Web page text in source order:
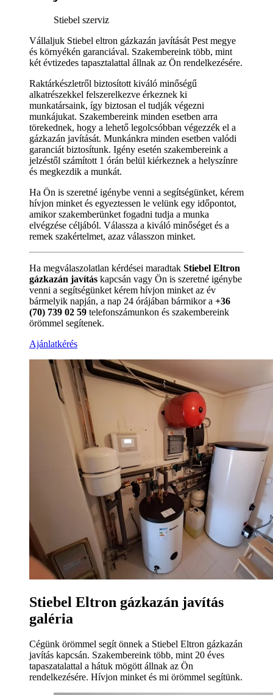
Stiebel szerviz
Vállaljuk Stiebel eltron gázkazán javítását Pest megye
és környékén garanciával. Szakembereink több, mint
két évtizedes tapasztalattal állnak az Ön rendelkezésére.
Raktárkészletről biztosított kiváló minőségű
alkatrészekkel felszerelkezve érkeznek ki
munkatársaink, így biztosan el tudják végezni
munkájukat. Szakembereink minden esetben arra
törekednek, hogy a lehető legolcsóbban végezzék el a
gázkazán javítását. Munkánkra minden esetben valódi
garanciát biztosítunk. Igény esetén szakembereink a
jelzéstől számított 1 órán belül kiérkeznek a helyszínre
és megkezdik a munkát.
Ha Ön is szeretné igénybe venni a segítségünket, kérem
hívjon minket és egyeztessen le velünk egy időpontot,
amikor szakemberünket fogadni tudja a munka
elvégzése céljából. Válassza a kiváló minőséget és a
remek szakértelmet, azaz válasszon minket.
Ha megválaszolatlan kérdései maradtak Stiebel Eltron
gázkazán javítás kapcsán vagy Ön is szeretné igénybe
venni a segítségünket kérem hívjon minket az év
bármelyik napján, a nap 24 órájában bármikor a +36
(70) 739 02 59 telefonszámunkon és szakembereink
örömmel segítenek.
Ajánlatkérés
Stiebel Eltron gázkazán javítás
galéria
Cégünk örömmel segít önnek a Stiebel Eltron gázkazán
javítás kapcsán. Szakembereink több, mint 20 éves
tapaszatalattal a hátuk mögött állnak az Ön
rendelkezésére. Hívjon minket és mi örömmel segítünk.